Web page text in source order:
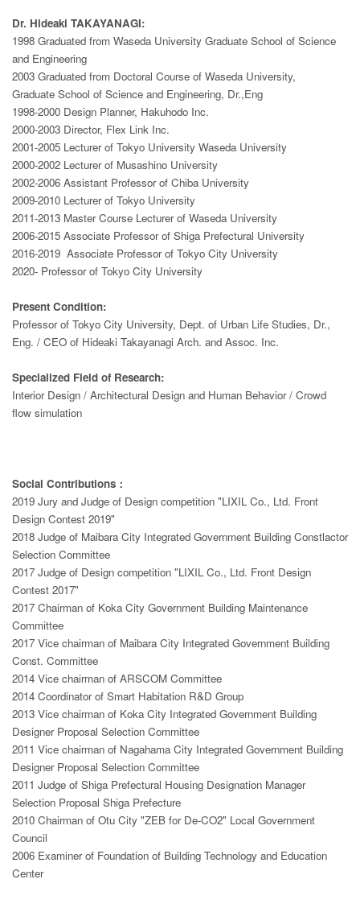
Dr. Hideaki TAKAYANAGI:
1998 Graduated from Waseda University Graduate School of Science
and Engineering
2003 Graduated from Doctoral Course of Waseda University,
Graduate School of Science and Engineering, Dr.,Eng
1998-2000 Design Planner, Hakuhodo Inc.
2000-2003 Director, Flex Link Inc.
2001-2005 Lecturer of Tokyo University Waseda University
2000-2002 Lecturer of Musashino University
2002-2006 Assistant Professor of Chiba University
2009-2010 Lecturer of Tokyo University
2011-2013 Master Course Lecturer of Waseda University
2006-2015 Associate Professor of Shiga Prefectural University
2016-2019 Associate Professor of Tokyo City University
2020- Professor of Tokyo City University
Present Condition:
Professor of Tokyo City University, Dept. of Urban Life Studies, Dr.,
Eng. / CEO of Hideaki Takayanagi Arch. and Assoc. Inc.
Specialized Field of Research:
Interior Design / Architectural Design and Human Behavior / Crowd
flow simulation
Social Contributions ：
2019 Jury and Judge of Design competition "LIXIL Co., Ltd. Front
Design Contest 2019"
2018 Judge of Maibara City Integrated Government Building Constlactor
Selection Committee
2017 Judge of Design competition "LIXIL Co., Ltd. Front Design
Contest 2017"
2017 Chairman of Koka City Government Building Maintenance
Committee
2017 Vice chairman of Maibara City Integrated Government Building
Const. Committee
2014 Vice chairman of ARSCOM Committee
2014 Coordinator of Smart Habitation R&D Group
2013 Vice chairman of Koka City Integrated Government Building
Designer Proposal Selection Committee
2011 Vice chairman of Nagahama City Integrated Government Building
Designer Proposal Selection Committee
2011 Judge of Shiga Prefectural Housing Designation Manager
Selection Proposal Shiga Prefecture
2010 Chairman of Otu City "ZEB for De-CO2" Local Government
Council
2006 Examiner of Foundation of Building Technology and Education
Center